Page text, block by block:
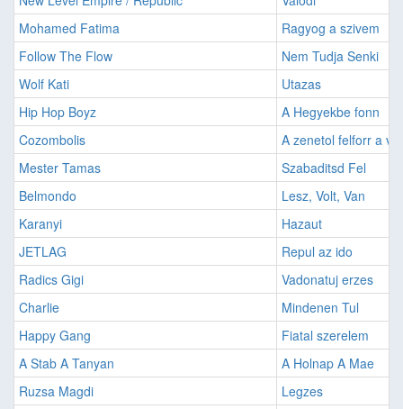
Mohamed Fatima
Ragyog a szivem
Follow The Flow
Nem Tudja Senki
Wolf Kati
Utazas
Hip Hop Boyz
A Hegyekbe fonn
Cozombolis
A zenetol felforr a
Mester Tamas
Szabaditsd Fel
Belmondo
Lesz, Volt, Van
Karanyi
Hazaut
JETLAG
Repul az ido
Radics Gigi
Vadonatuj erzes
Charlie
Mindenen Tul
Happy Gang
Fiatal szerelem
A Stab A Tanyan
A Holnap A Mae
Ruzsa Magdi
Legzes